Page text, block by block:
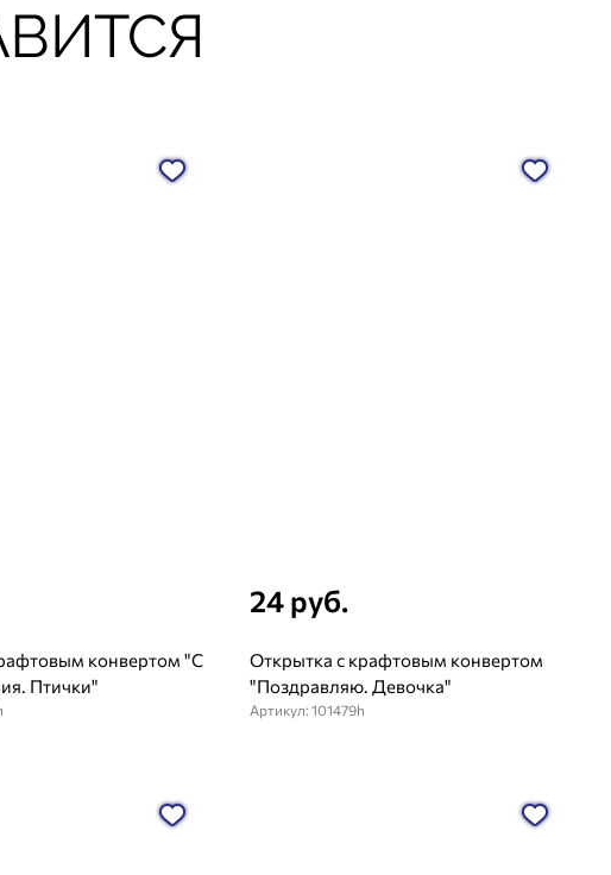
конвертом "С
Птички"
24 руб.
Открытка с крафтовым конвертом
"Поздравляю. Девочка"
Артикул: 101479h